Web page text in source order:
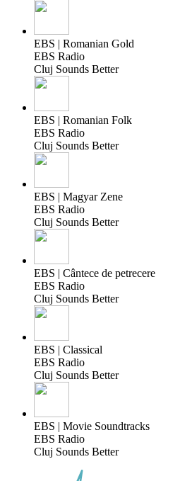
EBS | Romanian Gold
EBS Radio
Cluj Sounds Better
EBS | Romanian Folk
EBS Radio
Cluj Sounds Better
EBS | Magyar Zene
EBS Radio
Cluj Sounds Better
EBS | Cântece de petrecere
EBS Radio
Cluj Sounds Better
EBS | Classical
EBS Radio
Cluj Sounds Better
EBS | Movie Soundtracks
EBS Radio
Cluj Sounds Better